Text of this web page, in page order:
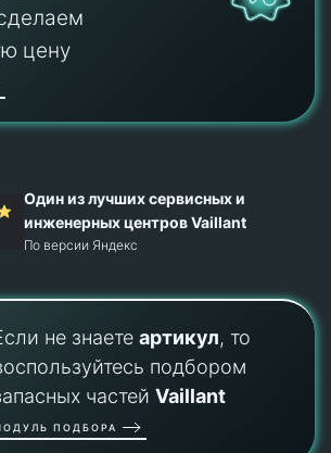
цену
Один из лучших сервисных и
инженерных центров Vaillant
По версии Яндекс
не знаете артикул, то
подбором
частей Vaillant
ПОДБОРА